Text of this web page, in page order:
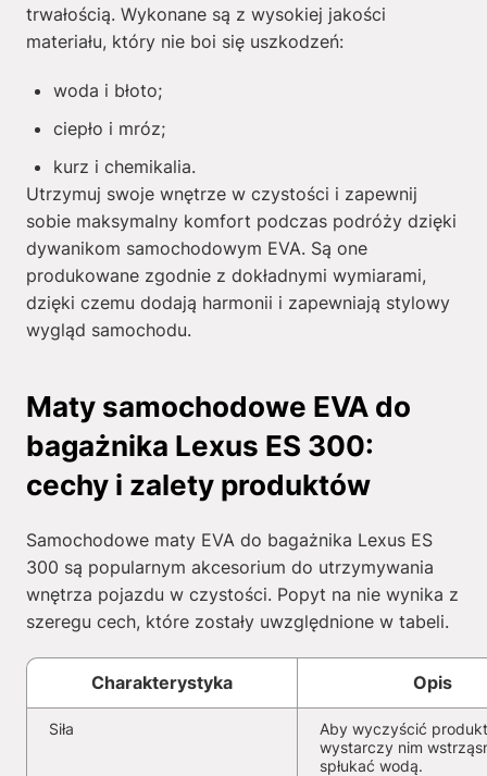
trwałością. Wykonane są z wysokiej jakości
materiału, który nie boi się uszkodzeń:
woda i błoto;
ciepło i mróz;
kurz i chemikalia.
Utrzymuj swoje wnętrze w czystości i zapewnij
sobie maksymalny komfort podczas podróży dzięki
dywanikom samochodowym EVA. Są one
produkowane zgodnie z dokładnymi wymiarami,
dzięki czemu dodają harmonii i zapewniają stylowy
wygląd samochodu.
Maty samochodowe EVA do
bagażnika Lexus ES 300:
cechy i zalety produktów
Samochodowe maty EVA do bagażnika Lexus ES
300 są popularnym akcesorium do utrzymywania
wnętrza pojazdu w czystości. Popyt na nie wynika z
szeregu cech, które zostały uwzględnione w tabeli.
Charakterystyka Opis
Siła
Aby wyczyścić
wystarczy nim
spłukać wodą.